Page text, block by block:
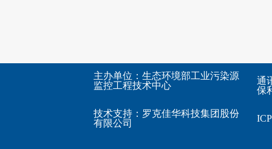
主办单位：生态环境部工业污染源
监控工程技术中心
技术支持： 罗克佳华科技集团股份
有限公司
通
保